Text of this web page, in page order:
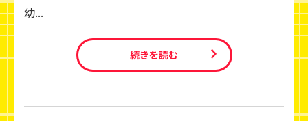
幼...
続きを読む